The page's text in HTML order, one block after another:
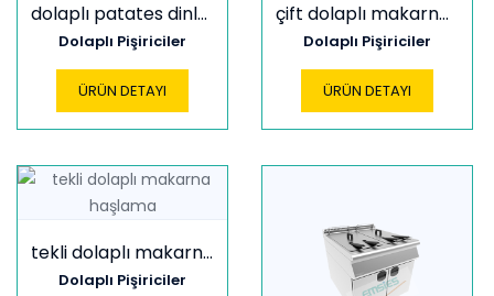
dolaplı patates dinlendirme
Dolaplı Pişiriciler
ÜRÜN DETAYI
çift dolaplı makarna haşlama
Dolaplı Pişiriciler
ÜRÜN DETAYI
tekli dolaplı makarna haşlama
Dolaplı Pişiriciler